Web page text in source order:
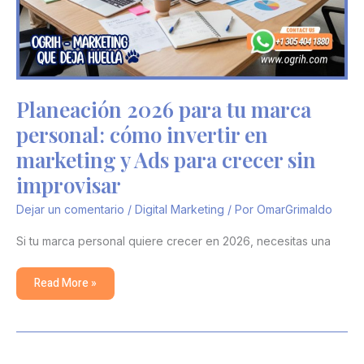
Planeación 2026 para tu marca
personal: cómo invertir en
marketing y Ads para crecer sin
improvisar
Dejar un comentario / Digital Marketing / Por OmarGrimaldo
Si tu marca personal quiere crecer en 2026, necesitas una
Read More »